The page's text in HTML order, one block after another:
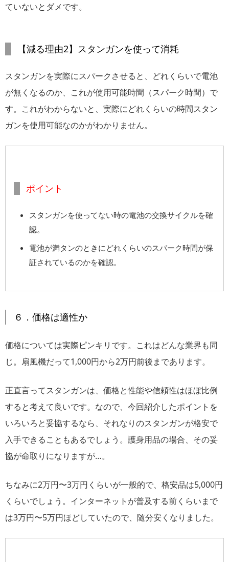
ていないとダメです。
【減る理由2】スタンガンを使って消耗
スタンガンを実際にスパークさせると、どれくらいで電池
が無くなるのか、これが使用可能時間（スパーク時間）で
す。これがわからないと、実際にどれくらいの時間スタン
ガンを使用可能なのかがわかりません。
ポイント
スタンガンを使ってない時の電池の交換サイクルを確
認。
電池が満タンのときにどれくらいのスパーク時間が保
証されているのかを確認。
６．価格は適性か
価格については実際ピンキリです。これはどんな業界も同
じ。扇風機だって1,000円から2万円前後まであります。
正直言ってスタンガンは、価格と性能や信頼性はほぼ比例
すると考えて良いです。なので、今回紹介したポイントを
いろいろと妥協するなら、それなりのスタンガンが格安で
入手できることもあるでしょう。護身用品の場合、その妥
協が命取りになりますが…。
ちなみに2万円〜3万円くらいが一般的で、格安品は5,000円
くらいでしょう。インターネットが普及する前くらいまで
は3万円〜5万円ほどしていたので、随分安くなりました。